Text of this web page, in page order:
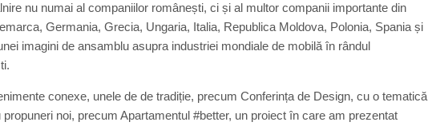
nu numai al companiilor românești, ci și al multor companii importante din
Germania, Grecia, Ungaria, Italia, Republica Moldova, Polonia, Spania și
imagini de ansamblu asupra industriei mondiale de mobilă în rândul
conexe, unele de de tradiție, precum Conferința de Design, cu o tematică
noi, precum Apartamentul #better, un proiect în care am prezentat